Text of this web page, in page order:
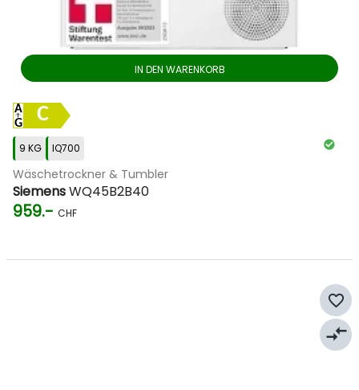
IN DEN WARENKORB
C
9 KG IQ700
Wäschetrockner & Tumbler
SiemensWQ45B2B40
959.- CHF
favorite_border
compare_arrows